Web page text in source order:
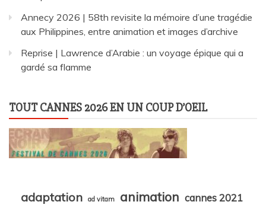
Annecy 2026 | 58th revisite la mémoire d’une tragédie
aux Philippines, entre animation et images d’archive
Reprise | Lawrence d’Arabie : un voyage épique qui a
gardé sa flamme
TOUT CANNES 2026 EN UN COUP D’OEIL
adaptation ad vitam animation cannes 2021